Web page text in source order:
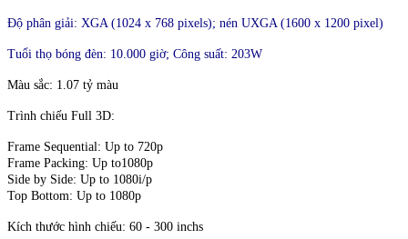
Độ phân giải: XGA (1024 x 768 pixels); nén UXGA (1600 x 1200 pixel)
Tuổi thọ bóng đèn: 10.000 giờ; Công suất: 203W
Màu sắc: 1.07 tỷ màu
Trình chiếu Full 3D:
Frame Sequential: Up to 720p
Frame Packing: Up to1080p
Side by Side: Up to 1080i/p
Top Bottom: Up to 1080p‎
Kích thước hình chiếu: 60 - 300 inchs